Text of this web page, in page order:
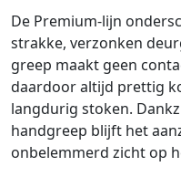
De Premium-lijn
strakke, verzonken
greep maakt geen
daardoor altijd prettig
langdurig stoken.
handgreep blijft het
onbelemmerd zicht op